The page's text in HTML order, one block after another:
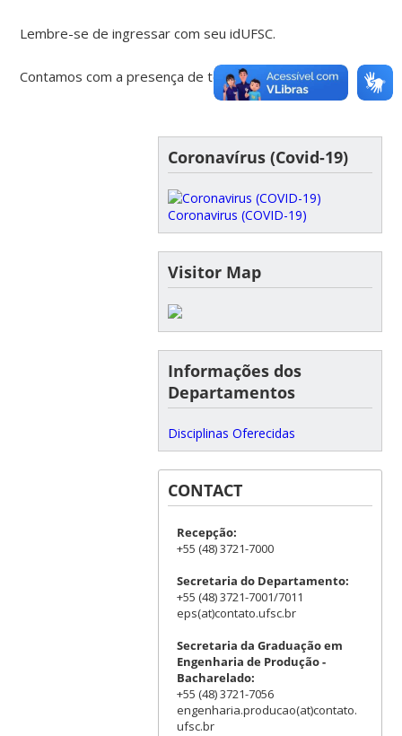
Lembre-se de ingressar com seu idUFSC.
Contamos com a presença de todos.
Coronavírus (Covid-19)
Coronavirus (COVID-19)
Visitor Map
Informações dos
Departamentos
Disciplinas Oferecidas
CONTACT
Recepção:
+55 (48) 3721-7000
Secretaria do Departamento:
+55 (48) 3721-7001/7011
eps(at)contato.ufsc.br
Secretaria da Graduação em
Engenharia de Produção -
Bacharelado:
+55 (48) 3721-7056
engenharia.producao(at)contato.
ufsc.br